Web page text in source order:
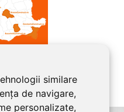
similare
de navigare,
personalizate,